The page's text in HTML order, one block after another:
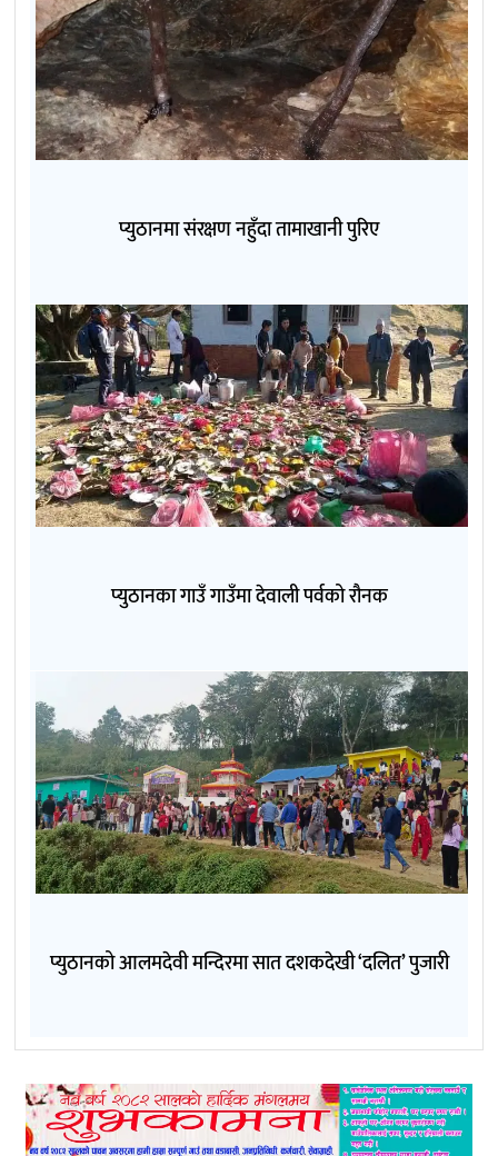
प्युठानमा संरक्षण नहुँदा तामाखानी पुरिए
प्युठानका गाउँ गाउँमा देवाली पर्वको रौनक
प्युठानको आलमदेवी मन्दिरमा सात दशकदेखी ‘दलित’ पुजारी